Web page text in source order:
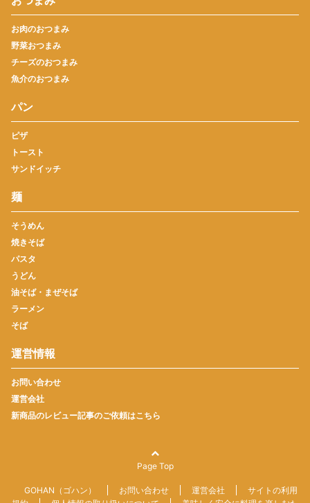
お肉のおつまみ
野菜おつまみ
チーズのおつまみ
魚介のおつまみ
パン
ピザ
トースト
サンドイッチ
麺
そうめん
焼きそば
パスタ
うどん
油そば・まぜそば
ラーメン
そば
運営情報
お問い合わせ
運営会社
新商品のレビュー記事のご依頼はこちら
Page Top
GOHAN（ゴハン） お問い合わせ 運営会社
サイトの利用